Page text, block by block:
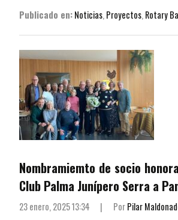
Publicado en:Noticias, Proyectos, Rotary
Nombramiemto de socio
Club Palma Junípero Serra a
23 enero, 2025 13:34 | PorPilar